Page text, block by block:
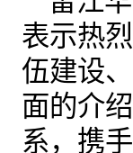
表示热
伍建设
面的介
系，携